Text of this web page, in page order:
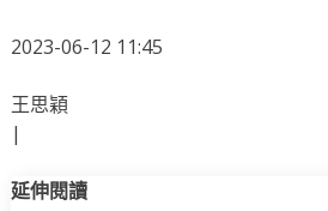
2023-06-12 11:45
王思穎
|
延伸閱讀